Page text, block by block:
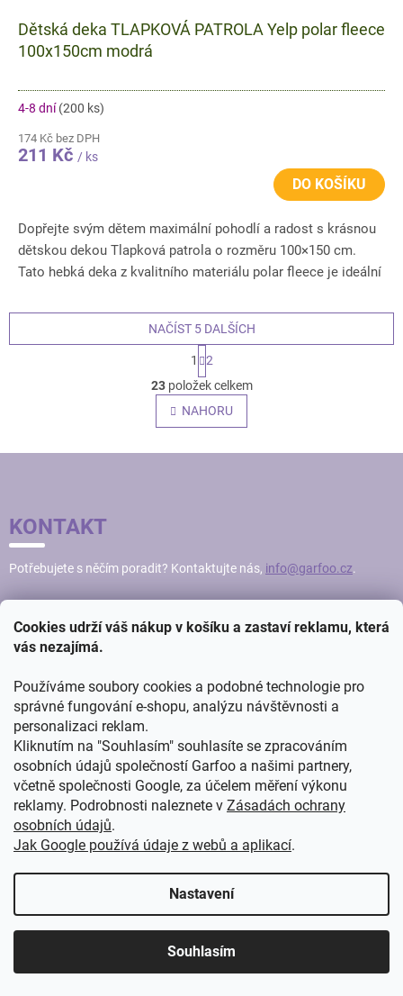
Cookies udrží váš nákup v košíku a zastaví reklamu, která
vás nezajímá.
Používáme soubory cookies a podobné technologie pro
správné fungování e-shopu, analýzu návštěvnosti a
personalizaci reklam.
Kliknutím na "Souhlasím" souhlasíte se zpracováním
osobních údajů společností Garfoo a našimi partnery,
včetně společnosti Google, za účelem měření výkonu
reklamy. Podrobnosti naleznete v Zásadách ochrany
osobních údajů.
Jak Google používá údaje z webů a aplikací.
Nastavení
Souhlasím
Dětská deka TLAPKOVÁ PATROLA Yelp polar fleece
100x150cm modrá
4-8 dní(200 ks)
174 Kč bez DPH
211 Kč / ks
DO KOŠÍKU
Dopřejte svým dětem maximální pohodlí a radost s krásnou
dětskou dekou Tlapková patrola o rozměru 100×150 cm.
Tato hebká deka z kvalitního materiálu polar fleece je ideální
O
v
l
á
k
v
ý
p
u
NAČÍST 5 DALŠÍCH
S
t
r
á
n
k
v
1
2
23položek celkem
NAHORU
A
T
KONTAKT
Potřebujete s něčím poradit? Kontaktujte nás, info@garfoo.cz.
ZAVOLEJTE NÁM
(Po - Ne) - 8:00 - 16:00
+420 776 805 278
NAKUPOVÁNÍ
Platba a doprava
Obchodní podmínky
O nás
Zpracování osobních údajů
Velkoobchod